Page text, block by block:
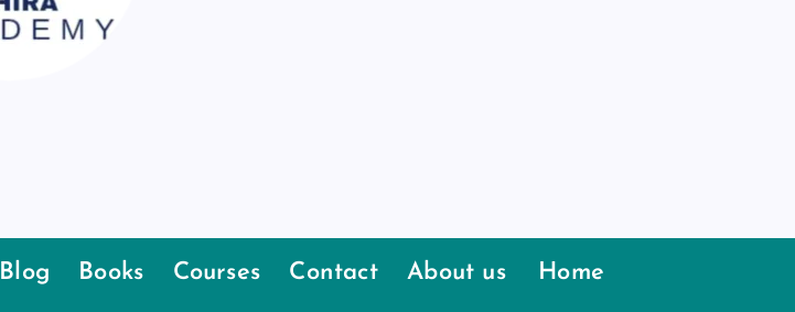
Home
About us
Contact
Courses
Books
Blog